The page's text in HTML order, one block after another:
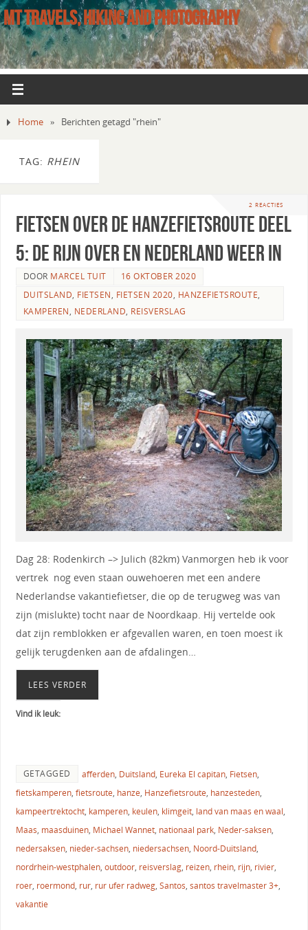
MT TRAVELS, HIKING AND PHOTOGRAPHY
Home » Berichten getagd "rhein"
TAG: RHEIN
2 REACTIES
Fietsen over de Hanzefietsroute deel
5: de Rijn over en Nederland weer in
DOOR MARCEL TUIT
16 OKTOBER 2020
DUITSLAND, FIETSEN, FIETSEN 2020, HANZEFIETSROUTE,
KAMPEREN, NEDERLAND, REISVERSLAG
Dag 28: Rodenkirch –> Julich (82km) Vanmorgen heb ik voor
vertrek nog even staan ouwehoeren met een andere
Nederlandse vakantiefietser, die op de terugweg was van
zijn (mislukte) tocht naar de Noordkaap. Hij vertelde ook
dat zijn remblokken er afgevallen waren, en toen moest ik
gelijk terugdenken aan de afdalingen…
LEES VERDER
Vind ik leuk:
GETAGGED afferden, Duitsland, Eureka El capitan, Fietsen,
fietskamperen, fietsroute, hanze, Hanzefietsroute, hanzesteden,
kampeertrektocht, kamperen, keulen, klimgeit, land van maas en waal,
Maas, maasduinen, Michael Wannet, nationaal park, Neder-saksen,
nedersaksen, nieder-sachsen, niedersachsen, Noord-Duitsland,
nordrhein-westphalen, outdoor, reisverslag, reizen, rhein, rijn, rivier,
roer, roermond, rur, rur ufer radweg, Santos, santos travelmaster 3+,
vakantie